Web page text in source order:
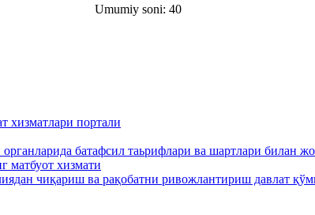
Umumiy soni: 40
хизматлари портали
батафсил таьрифлари ва шартлари билан
матбуот хизмати
чиқариш ва рақобатни ривожлантириш давлат